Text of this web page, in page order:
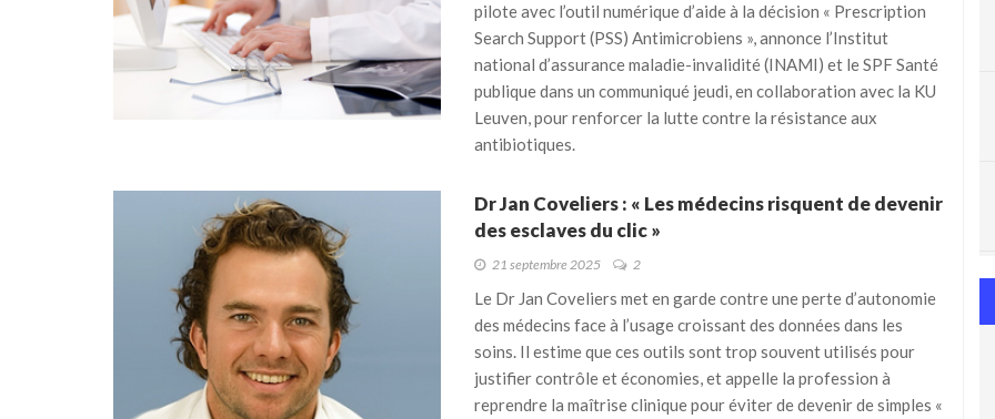
pilote avec l’outil numérique d’aide à la décision « Prescription
Search Support (PSS) Antimicrobiens », annonce l’Institut
national d’assurance maladie-invalidité (INAMI) et le SPF Santé
publique dans un communiqué jeudi, en collaboration avec la KU
Leuven, pour renforcer la lutte contre la résistance aux
antibiotiques.
Dr Jan Coveliers : « Les médecins risquent de devenir
des esclaves du clic »
21 septembre 2025 2
Le Dr Jan Coveliers met en garde contre une perte d’autonomie
des médecins face à l’usage croissant des données dans les
soins. Il estime que ces outils sont trop souvent utilisés pour
justifier contrôle et économies, et appelle la profession à
reprendre la maîtrise clinique pour éviter de devenir de simples «